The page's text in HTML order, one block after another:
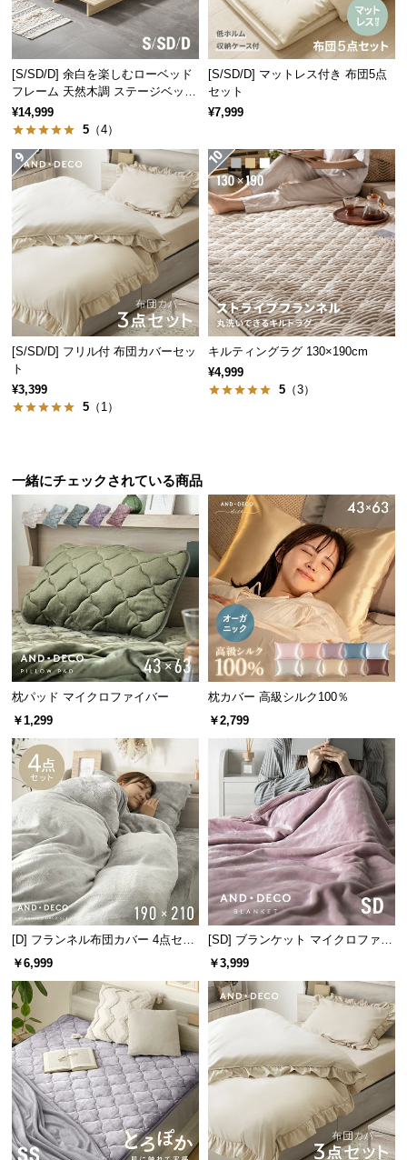
搬
入
経
路
に
つ
い
て
品・
ン
セ
つ
い
証
に
つ
て
会
員
規
約
に
つ
い
て
お
客
様
サ
ポ
ー
お
知
ら
せ
ブ
[S/SD/D] 余白を楽しむローベッド
フレーム 天然木調 ステージベッド
ロボット掃除機対応
¥14,999
5 （4）
[S/SD/D] マットレス付き 布団5点
セット
¥7,999
[S/SD/D] フリル付 布団カバーセッ
ト
¥3,399
5 （1）
キルティングラグ 130×190cm
¥4,999
5 （3）
一緒にチェックされている商品
枕パッド マイクロファイバー
￥1,299
枕カバー 高級シルク100％
￥2,799
[D] フランネル布団カバー 4点セッ
ト
￥6,999
[SD] ブランケット マイクロファイ
バー
￥3,999